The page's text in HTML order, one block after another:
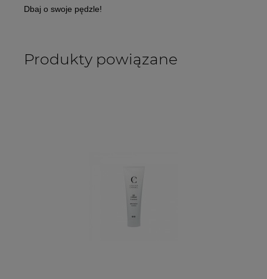
Dbaj o swoje pędzle!
Produkty powiązane